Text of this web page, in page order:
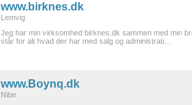
www.birknes.dk
Lemvig
Jeg har min virksomhed birknes.dk sammen med min
står for alt hvad der har med salg og administrati...
www.Boynq.dk
Nibe